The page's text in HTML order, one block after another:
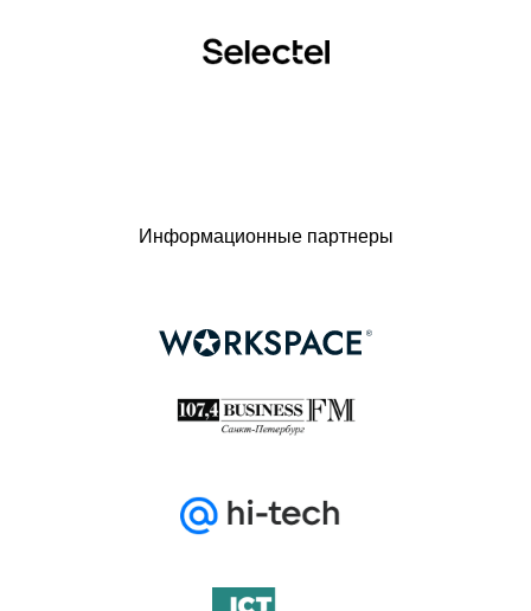
Информационные партнеры